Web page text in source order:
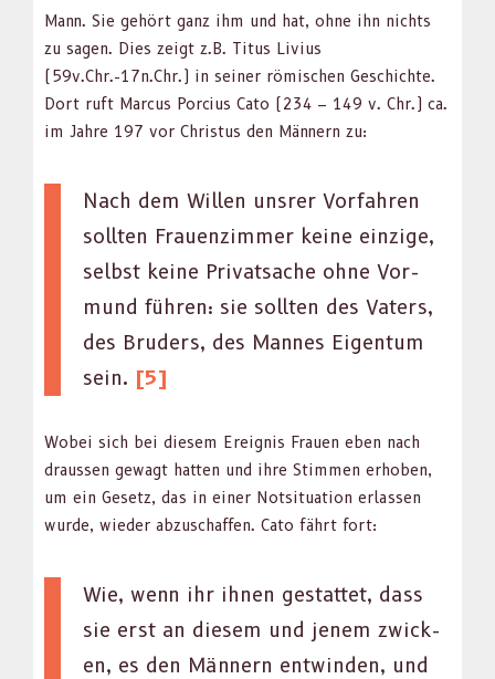
Mann. Sie gehört ganz ihm und hat, ohne ihn nichts
zu sagen. Dies zeigt z.B. Titus Livius
(59v.Chr.-17n.Chr.) in sein­er römis­chen Geschichte.
Dort ruft Mar­cus Por­cius Cato (234 – 149 v. Chr.) ca.
im Jahre 197 vor Chris­tus den Män­nern zu:
Nach dem Willen unsr­er Vor­fahren
soll­ten Frauen­z­im­mer keine einzige,
selb­st keine Pri­vat­sache ohne Vor­
mund führen: sie soll­ten des Vaters,
des Brud­ers, des Mannes Eigen­tum
sein. [5]
Wobei sich bei diesem Ereig­nis Frauen eben nach
draussen gewagt hat­ten und ihre Stim­men erhoben,
um ein Gesetz, das in ein­er Not­si­t­u­a­tion erlassen
wurde, wieder abzuschaf­fen. Cato fährt fort:
Wie, wenn ihr ihnen ges­tat­tet, dass
sie erst an diesem und jen­em zwick­
en, es den Män­nern entwinden, und